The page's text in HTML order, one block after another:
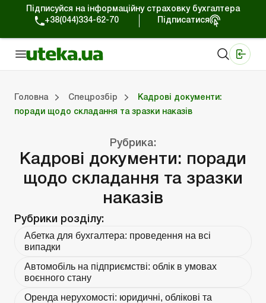
Підписуйся на інформаційну страховку бухгалтера
+38(044)334-62-70
Підписатися
Головна Спецрозбір
Кадрові документи:
поради щодо складання та зразки наказів
Рубрика:
Кадрові документи: поради
щодо складання та зразки
наказів
Рубрики розділу:
Абетка для бухгалтера: проведення на всі
випадки
Автомобіль на підприємстві: облік в умовах
воєнного стану
Оренда нерухомості: юридичні, облікові та